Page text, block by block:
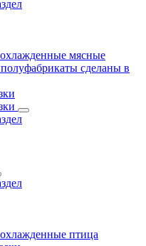
мясные
сделаны в
птица